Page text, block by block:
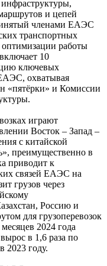
и цепей
членами ЕАЭС
транспортных
оптимизации работы
10
ключевых
охватывая
«пятёрки» и Комиссии
играют
Восток – Запад –
с китайской
преимущественно в
приводит к
связей ЕАЭС на
грузов через
Россию и
для грузоперевозок
2024 года
в 1,6 раза по
2023 году.